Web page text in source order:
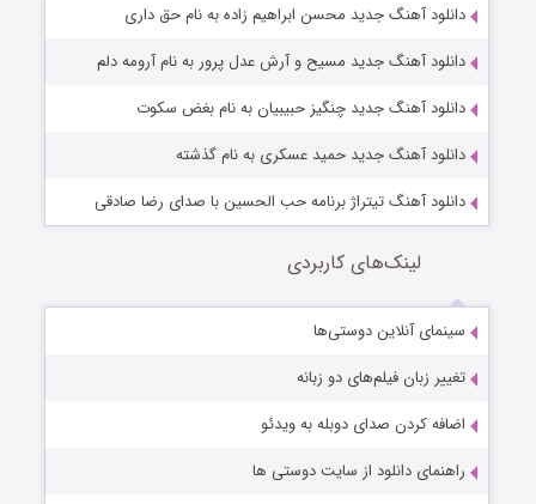
دانلود آهنگ جدید محسن ابراهیم زاده به نام حق داری
دانلود آهنگ جدید مسیح و آرش عدل پرور به نام آرومه دلم
دانلود آهنگ جدید چنگیز حبیبیان به نام بغض سکوت
دانلود آهنگ جدید حمید عسکری به نام گذشته
دانلود آهنگ تیتراژ برنامه حب الحسین با صدای رضا صادقی
لینک‌های کاربردی
سینمای آنلاین دوستی‌ها
تغییر زبان فیلم‌های دو زبانه
اضافه کردن صدای دوبله به ویدئو
راهنمای دانلود از سایت دوستی ها